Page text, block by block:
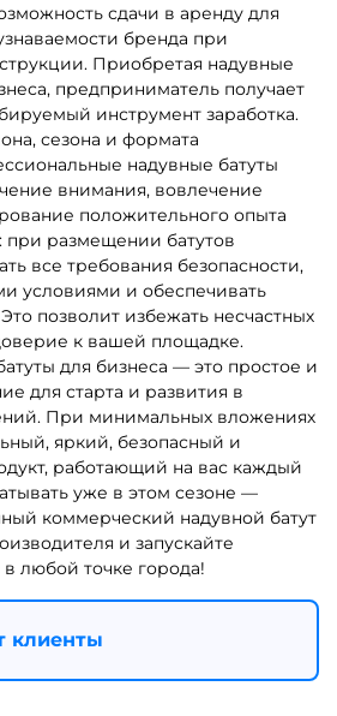
сдачи в аренду для
бренда при
Приобретая надувные
предприниматель получает
инструмент заработка.
сезона и формата
надувные батуты
внимания, вовлечение
положительного опыта
при размещении батутов
все требования безопасности,
условиями и обеспечивать
позволит избежать несчастных
к вашей площадке.
для бизнеса — это простое и
для старта и развития в
При минимальных вложениях
яркий, безопасный и
работающий на вас каждый
уже в этом сезоне —
коммерческий надувной батут
и запускайте
любой точке города!
клиенты